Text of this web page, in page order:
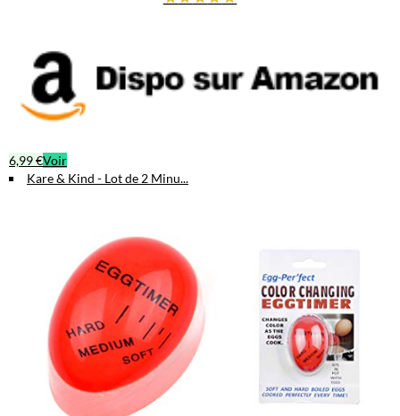
6,99 €Voir
Kare & Kind - Lot de 2 Minu...